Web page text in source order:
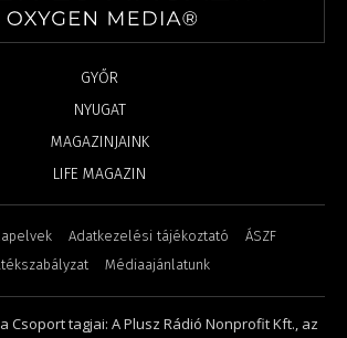
GYŐR
NYUGAT
MAGAZINJAINK
LIFE MAGAZIN
Adatkezelési tájékoztató
ÁSZF
Médiaajánlatunk
Csoport tagjai: A Plusz Rádió Nonprofit Kft., az